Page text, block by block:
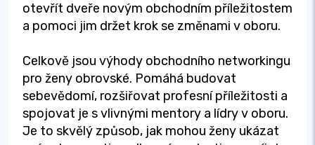
otevřít dveře novým obchodním příležitostem
a pomoci jim držet krok se změnami v oboru.
Celkově jsou výhody obchodního networkingu
pro ženy obrovské. Pomáhá budovat
sebevědomí, rozšiřovat profesní příležitosti a
spojovat je s vlivnými mentory a lídry v oboru.
Je to skvělý způsob, jak mohou ženy ukázat